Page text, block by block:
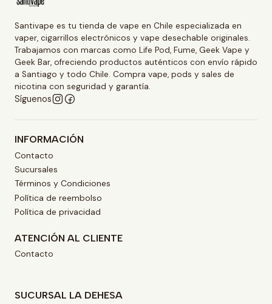
Santivape es tu tienda de vape en Chile especializada en
vaper, cigarrillos electrónicos y vape desechable originales.
Trabajamos con marcas como Life Pod, Fume, Geek Vape y
Geek Bar, ofreciendo productos auténticos con envío rápido
a Santiago y todo Chile. Compra vape, pods y sales de
nicotina con seguridad y garantía.
Síguenos
INFORMACIÓN
Contacto
Sucursales
Términos y Condiciones
Política de reembolso
Política de privacidad
ATENCIÓN AL CLIENTE
Contacto
SUCURSAL LA DEHESA